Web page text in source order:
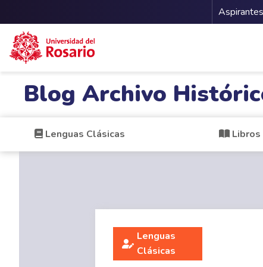
Aspirantes
Blog Archivo
Lenguas Clásicas Libros
Lenguas
Clásicas